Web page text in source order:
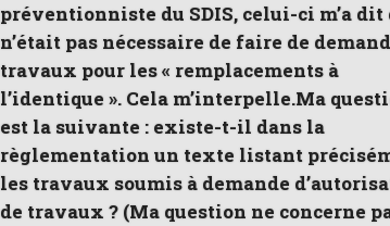
préventionniste du SDIS, celui-ci m’a dit
n’était pas nécessaire de faire de
travaux pour les « remplacements à
l’identique ». Cela m’interpelle.Ma
est la suivante : existe-t-il dans la
règlementation un texte listant
les travaux soumis à demande
de travaux ? (Ma question ne concerne